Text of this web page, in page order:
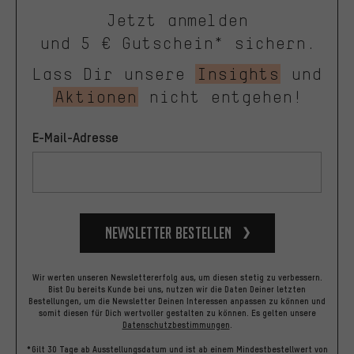
Jetzt anmelden
und 5 € Gutschein* sichern.
Lass Dir unsere
Insights
und
Aktionen
nicht entgehen!
E-Mail-Adresse
Newsletter bestellen
Wir werten unseren Newslettererfolg aus, um diesen stetig zu verbessern.
Bist Du bereits Kunde bei uns, nutzen wir die Daten Deiner letzten
Bestellungen, um die Newsletter Deinen Interessen anpassen zu können und
somit diesen für Dich wertvoller gestalten zu können. Es gelten unsere
Datenschutzbestimmungen.
*Gilt 30 Tage ab Ausstellungsdatum und ist ab einem Mindestbestellwert von